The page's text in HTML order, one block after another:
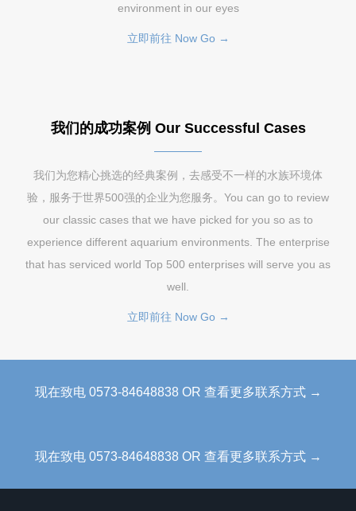
environment in our eyes
立即前往 Now Go →
我们的成功案例 Our Successful Cases
我们为您精心挑选的经典案例，去感受不一样的水族环境体
验，服务于世界500强的企业为您服务。You can go to review
our classic cases that we have picked for you so as to
experience different aquarium environments. The enterprise
that has serviced world Top 500 enterprises will serve you as
well.
立即前往 Now Go →
现在致电 0573-84648838 OR 查看更多联系方式 →
现在致电 0573-84648838 OR 查看更多联系方式 →